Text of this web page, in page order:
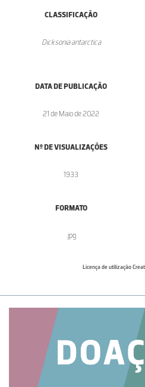
CLASSIFICAÇÃO
Dicksonia antarctica
DATA DE PUBLICAÇÃO
21 de Maio de 2022
Nº DE VISUALIZAÇÕES
1933
FORMATO
.jpg
Licença de utilização